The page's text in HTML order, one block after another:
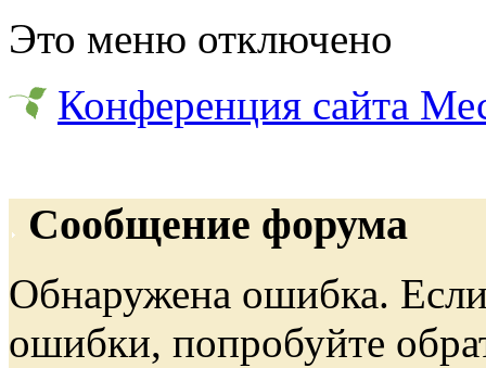
Это меню отключено
Конференция сайта
Сообщение форума
Обнаружена ошибка.
ошибки, попробуйте